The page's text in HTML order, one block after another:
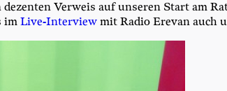
Ver­weis auf unse­ren Start am
im Live-Inter­view mit Radio Ere­van auch